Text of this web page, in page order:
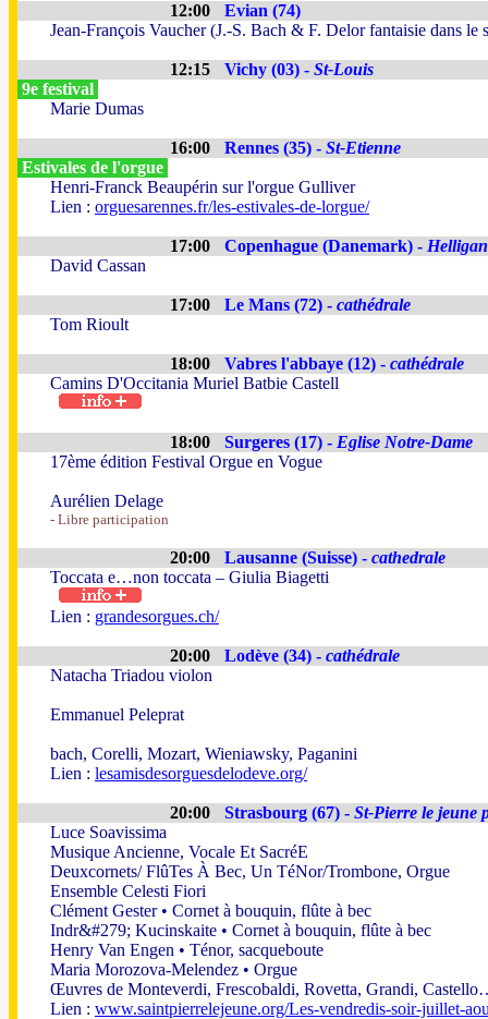
12:00
Evian (74)
Jean-François Vaucher (J.-S. Bach & F. Delor fantaisie dans le
12:15 Vichy (03) - St-Louis
9e festival
Marie Dumas
16:00 Rennes (35) - St-Etienne
Estivales de l'orgue
Henri-Franck Beaupérin sur l'orgue Gulliver
Lien : orguesarennes.fr/les-estivales-de-lorgue/
17:00 Copenhague (Danemark) -
David Cassan
17:00 Le Mans (72) - cathédrale
Tom Rioult
18:00 Vabres l'abbaye (12) - cathédrale
Camins D'Occitania Muriel Batbie Castell
18:00 Surgeres (17) - Eglise Notre-Dame
17ème édition Festival Orgue en Vogue
Aurélien Delage
- Libre participation
20:00 Lausanne (Suisse) - cathedrale
Toccata e…non toccata – Giulia Biagetti
Lien : grandesorgues.ch/
20:00 Lodève (34) - cathédrale
Natacha Triadou violon
Emmanuel Peleprat
bach, Corelli, Mozart, Wieniawsky, Paganini
Lien : lesamisdesorguesdelodeve.org/
20:00 Strasbourg (67) - St-Pierre le jeune
Luce Soavissima
Musique Ancienne, Vocale Et SacréE
Deuxcornets/ FlûTes À Bec, Un TéNor/Trombone, Orgue
Ensemble Celesti Fiori
Clément Gester • Cornet à bouquin, flûte à bec
Indr&#279; Kucinskaite • Cornet à bouquin, flûte à bec
Henry Van Engen • Ténor, sacqueboute
Maria Morozova-Melendez • Orgue
Œuvres de Monteverdi, Frescobaldi, Rovetta, Grandi,
Lien : www.saintpierrelejeune.org/Les-vendredis-soir-juillet-